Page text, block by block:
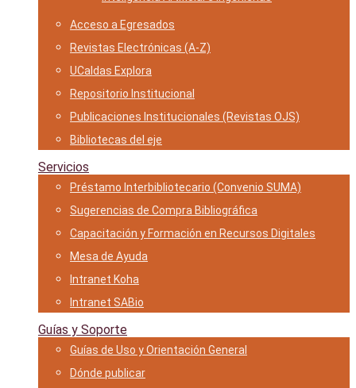
Acceso a Egresados
Revistas Electrónicas (A-Z)
UCaldas Explora
Repositorio Institucional
Publicaciones Institucionales (Revistas OJS)
Bibliotecas del eje
Servicios
Préstamo Interbibliotecario (Convenio SUMA)
Sugerencias de Compra Bibliográfica
Capacitación y Formación en Recursos Digitales
Mesa de Ayuda
Intranet Koha
Intranet SABio
Guías y Soporte
Guías de Uso y Orientación General
Dónde publicar